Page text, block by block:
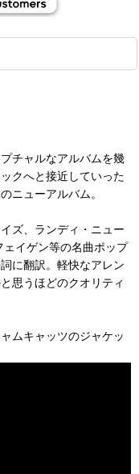
チャルなアルバムを幾
クへと接近していった
ニューアルバム。
ズ、ランディ・ニュー
イゲン等の名曲ポップ
に翻訳。軽快なアレン
思うほどのクオリティ
ムキャッツのジャケッ